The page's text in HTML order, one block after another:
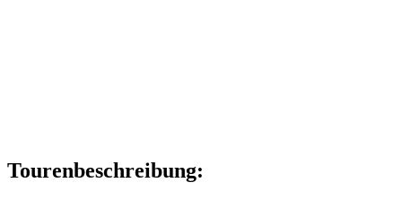
Tourenbeschreibung: